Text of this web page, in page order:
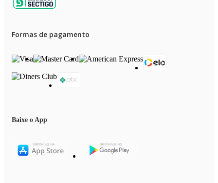
Formas de pagamento
Baixe o App